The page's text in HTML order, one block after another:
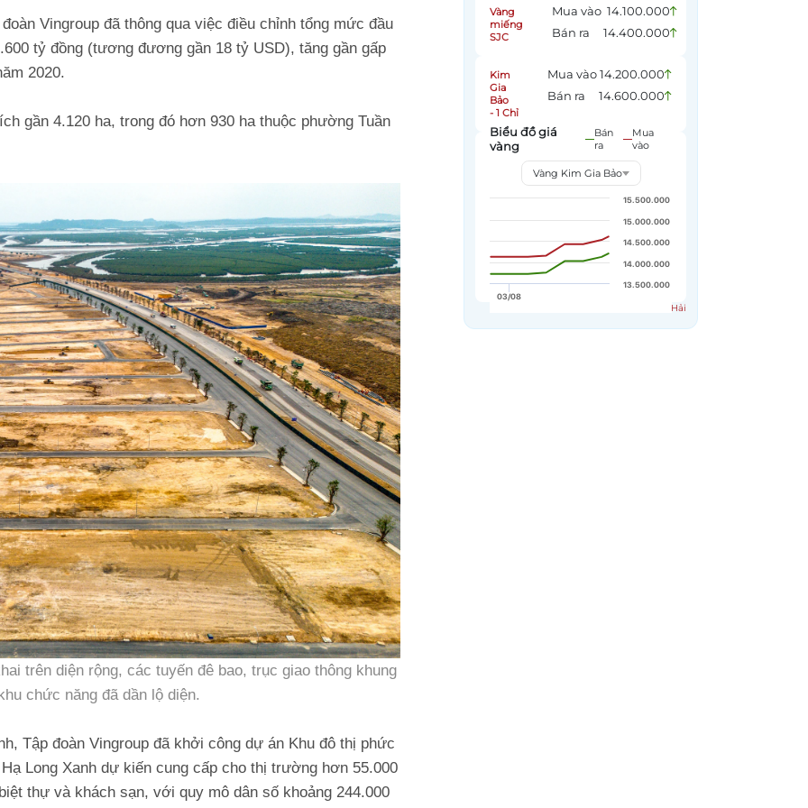
Vingroup đã thông qua việc điều chỉnh tổng mức đầu
tỷ đồng (tương đương gần 18 tỷ USD), tăng gần gấp
2020.
gần 4.120 ha, trong đó hơn 930 ha thuộc phường Tuần
trên diện rộng, các tuyến đê bao, trục giao thông khung
chức năng đã dần lộ diện.
Tập đoàn Vingroup đã khởi công dự án Khu đô thị phức
Long Xanh dự kiến cung cấp cho thị trường hơn 55.000
thự và khách sạn, với quy mô dân số khoảng 244.000